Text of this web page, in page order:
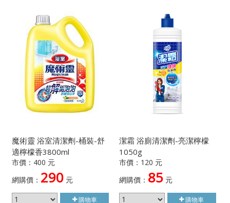
魔術靈 浴室清潔劑-桶裝-舒
適檸檬香3800ml
市價：400 元
網購價： 290 元
購物車
潔霜 浴廁清潔劑-亮潔檸檬
1050g
市價：120 元
網購價： 85元
購物車